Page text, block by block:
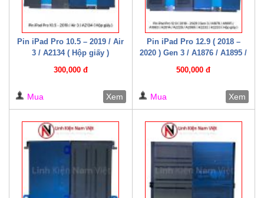
Pin iPad Pro 10.5 – 2019 / Air
3 / A2134 ( Hộp giấy )
300,000 đ
Mua Xem
Pin iPad Pro 12.9 ( 2018 –
2020 ) Gen 3 / A1876 / A1895 /
/ A2232 / A2233 / A2043 ( Hộp
500,000 đ
Mua Xem